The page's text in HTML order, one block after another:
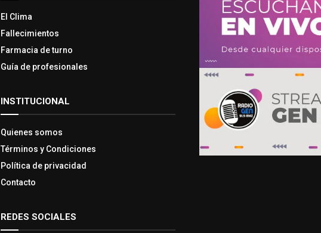
El Clima
Fallecimientos
Farmacia de turno
Guía de profesionales
INSTITUCIONAL
Quienes somos
Términos y Condiciones
Política de privacidad
Contacto
REDES SOCIALES